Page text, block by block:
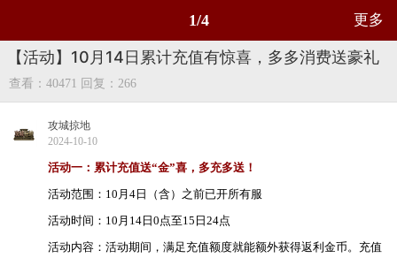
1/4 更多
【活动】10月14日累计充值有惊喜，多多消费送豪礼
查看：40471 回复：266
攻城掠地
2024-10-10
活动一：累计充值送“金”喜，多充多送！
活动范围：10月4日（含）之前已开所有服
活动时间：10月14日0点至15日24点
活动内容：活动期间，满足充值额度就能额外获得返利金币。充值